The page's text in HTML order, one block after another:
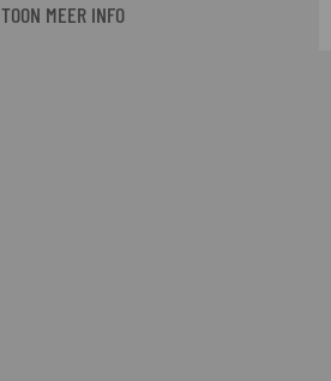
TOON MEER INFO